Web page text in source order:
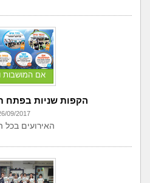
אם המושבות
הקפות שניות בפתח
09/2017
האירועים בכל